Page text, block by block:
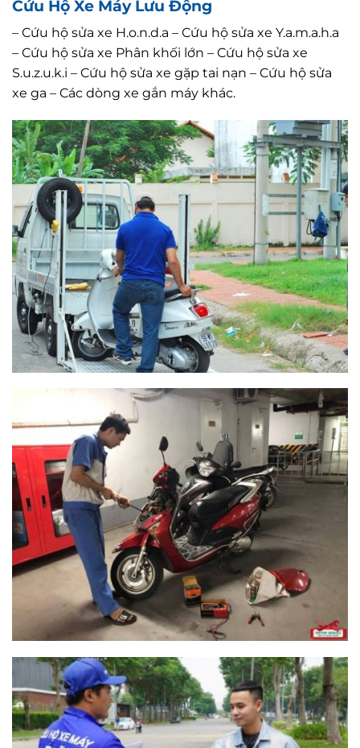
Cứu Hộ Xe Máy Lưu Động
– Cứu hộ sửa xe H.o.n.d.a – Cứu hộ sửa xe Y.a.m.a.h.a
– Cứu hộ sửa xe Phân khối lớn – Cứu hộ sửa xe
S.u.z.u.k.i – Cứu hộ sửa xe gặp tai nạn – Cứu hộ sửa
xe ga – Các dòng xe gắn máy khác.